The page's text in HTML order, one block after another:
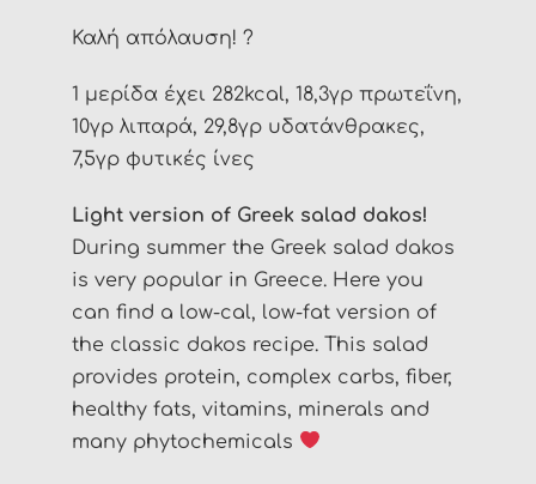
Καλή απόλαυση! ?
1 μερίδα έχει 282kcal, 18,3γρ πρωτεΐνη,
10γρ λιπαρά, 29,8γρ υδατάνθρακες,
7,5γρ φυτικές ίνες
Light version of Greek salad dakos!
During summer the Greek salad dakos
is very popular in Greece. Here you
can find a low-cal, low-fat version of
the classic dakos recipe. This salad
provides protein, complex carbs, fiber,
healthy fats, vitamins, minerals and
many phytochemicals